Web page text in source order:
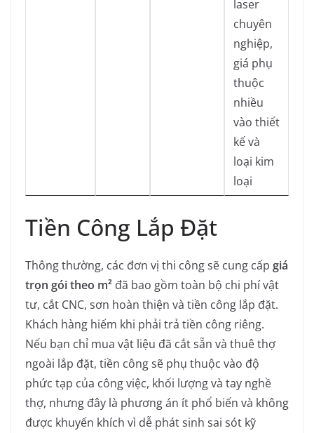
laser
chuyên
nghiệp,
giá phụ
thuộc
nhiều
vào thiết
kế và
loại kim
loại
Tiền Công Lắp Đặt
Thông thường, các đơn vị thi công sẽ cung cấp giá
trọn gói theo m² đã bao gồm toàn bộ chi phí vật
tư, cắt CNC, sơn hoàn thiện và tiền công lắp đặt.
Khách hàng hiếm khi phải trả tiền công riêng.
Nếu bạn chỉ mua vật liệu đã cắt sẵn và thuê thợ
ngoài lắp đặt, tiền công sẽ phụ thuộc vào độ
phức tạp của công việc, khối lượng và tay nghề
thợ, nhưng đây là phương án ít phổ biến và không
được khuyến khích vì dễ phát sinh sai sót kỹ